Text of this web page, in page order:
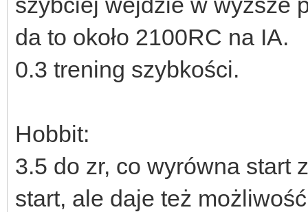
da to około 2100RC na IA.
0.3 trening szybkości.
Hobbit:
3.5 do zr, co wyrówna start
start, ale daje też